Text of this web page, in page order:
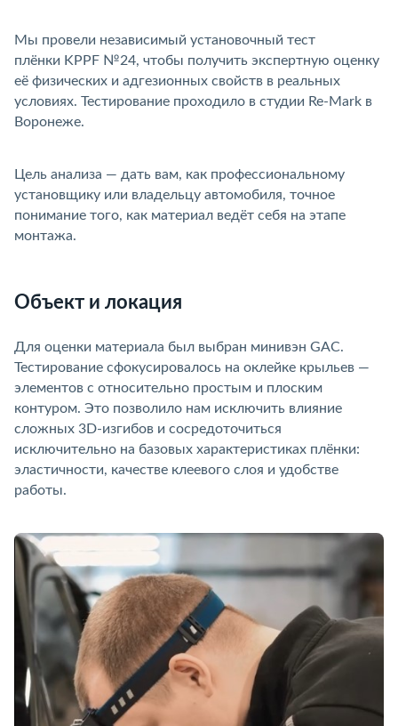
Мы провели независимый установочный тест
плёнки KPPF №24, чтобы получить экспертную оценку
её физических и адгезионных свойств в реальных
условиях. Тестирование проходило в студии Re-Mark
Воронеже.
Цель анализа — дать вам, как профессиональному
установщику или владельцу автомобиля, точное
понимание того, как материал ведёт себя на этапе
монтажа.
Объект и локация
Для оценки материала был выбран минивэн GAC.
Тестирование сфокусировалось на оклейке крыльев —
элементов с относительно простым и плоским
контуром. Это позволило нам исключить влияние
сложных 3D-изгибов и сосредоточиться
исключительно на базовых характеристиках плёнки:
эластичности, качестве клеевого слоя и удобстве
работы.